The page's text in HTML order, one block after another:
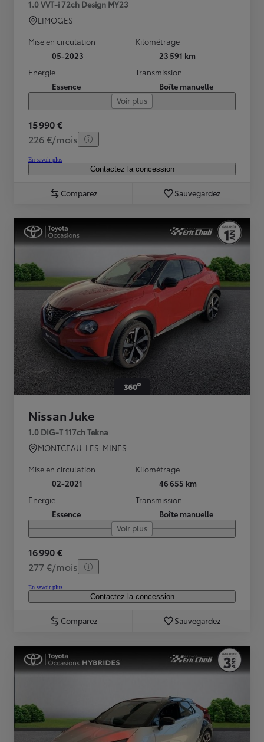
1.0 VVT-i 72ch Design MY23
LIMOGES
Mise en circulation
05-2023
Kilométrage
23 591 km
Energie
Essence
Transmission
Boîte manuelle
Voir plus
15 990 €
226 €/mois
En savoir plus
Contactez la concession
Comparez Sauvegardez
Nissan Juke
1.0 DIG-T 117ch Tekna
MONTCEAU-LES-MINES
Mise en circulation
02-2021
Kilométrage
46 655 km
Energie
Essence
Transmission
Boîte manuelle
Voir plus
16 990 €
277 €/mois
En savoir plus
Contactez la concession
Comparez Sauvegardez